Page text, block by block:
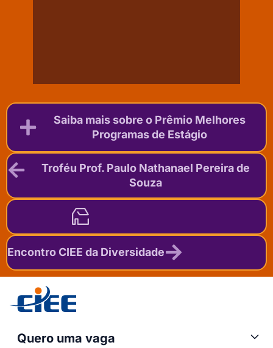
Saiba mais sobre o Prêmio Melhores
Programas de Estágio
Troféu Prof. Paulo Nathanael Pereira de
Souza
Encontro CIEE da Diversidade
Quero uma vaga